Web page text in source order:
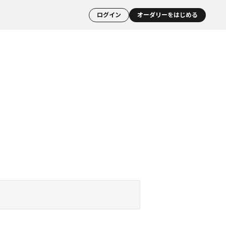
ログイン オーダリーをはじめる